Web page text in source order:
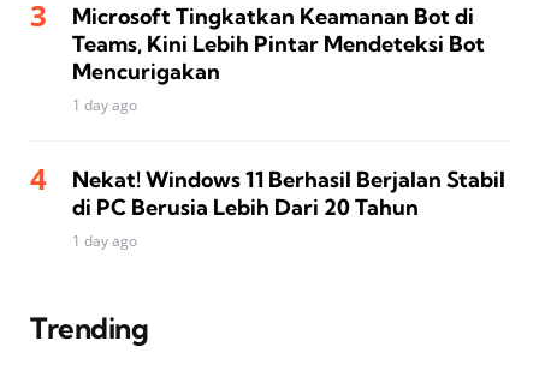
Microsoft Tingkatkan Keamanan Bot di
Teams, Kini Lebih Pintar Mendeteksi Bot
Mencurigakan
1 day ago
Nekat! Windows 11 Berhasil Berjalan Stabil
di PC Berusia Lebih Dari 20 Tahun
1 day ago
Trending